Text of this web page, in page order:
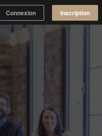
Connexion Inscription